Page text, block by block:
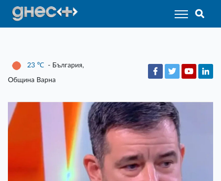
23 ℃ - България,
Община Варна